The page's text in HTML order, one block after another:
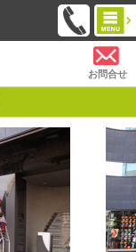
お問合せ